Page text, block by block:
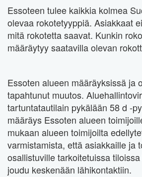
Essoteen tulee kaikkia kolmea
olevaa rokotetyyppiä. Asiakkaat
mitä rokotetta saavat. Kunkin
määräytyy saatavilla olevan
Essoten alueen määräyksissä ja
tapahtunut muutos.
tartuntatautilain pykälään 58 d -
määräys Essoten alueen
mukaan alueen toimijoilta
varmistamista, että asiakkaille ja
osallistuville tarkoitetuissa
joudu keskenään lähikontaktiin.